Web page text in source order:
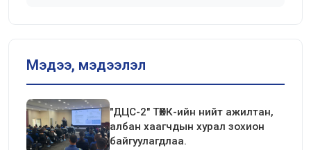
Мэдээ, мэдээлэл
"ДЦС-2" ТӨХК-ийн нийт ажилтан,
албан хаагчдын хурал зохион
байгуулагдлаа.